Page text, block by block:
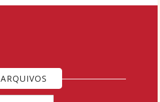
ARQUIVOS